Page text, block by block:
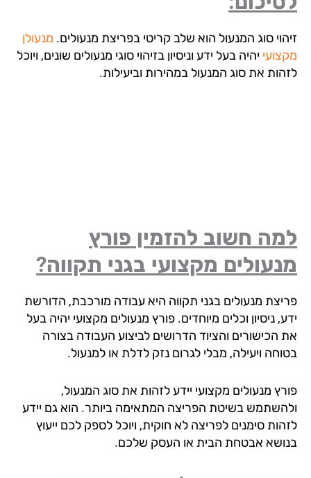
סוג המנעול הוא שלב קריטי בפריצת מנעולים.מנעולן
יהיה בעל ידע וניסיון בזיהוי סוגי מנעולים שונים, ויוכל
את סוג המנעול במהירות וביעילות.
חשוב להזמין פורץ
מקצועי בגני תקווה?
מנעולים בגני תקווה היא עבודה מורכבת, הדורשת
ניסיון וכלים מיוחדים. פורץ מנעולים מקצועי יהיה בעל
הכישורים והציוד הדרושים לביצוע העבודה בצורה
ויעילה, מבלי לגרום נזק לדלת או למנעול.
מנעולים מקצועי יידע לזהות את סוג המנעול,
בשיטת הפריצה המתאימה ביותר. הוא גם יידע
סימנים לפריצה לא חוקית, ויוכל לספק לכם ייעוץ
אבטחת הבית או העסק שלכם.